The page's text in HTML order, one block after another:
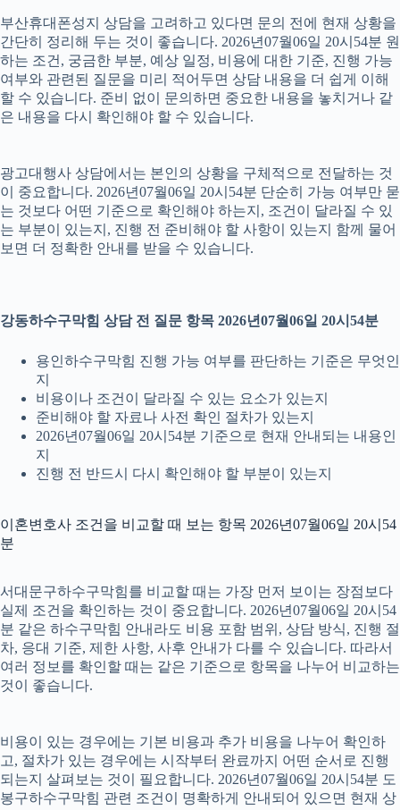
부산휴대폰성지 상담을 고려하고 있다면 문의 전에 현재 상황을
간단히 정리해 두는 것이 좋습니다. 2026년07월06일 20시54분 원
하는 조건, 궁금한 부분, 예상 일정, 비용에 대한 기준, 진행 가능
여부와 관련된 질문을 미리 적어두면 상담 내용을 더 쉽게 이해
할 수 있습니다. 준비 없이 문의하면 중요한 내용을 놓치거나 같
은 내용을 다시 확인해야 할 수 있습니다.
광고대행사 상담에서는 본인의 상황을 구체적으로 전달하는 것
이 중요합니다. 2026년07월06일 20시54분 단순히 가능 여부만 묻
는 것보다 어떤 기준으로 확인해야 하는지, 조건이 달라질 수 있
는 부분이 있는지, 진행 전 준비해야 할 사항이 있는지 함께 물어
보면 더 정확한 안내를 받을 수 있습니다.
강동하수구막힘 상담 전 질문 항목 2026년07월06일 20시54분
용인하수구막힘 진행 가능 여부를 판단하는 기준은 무엇인
지
비용이나 조건이 달라질 수 있는 요소가 있는지
준비해야 할 자료나 사전 확인 절차가 있는지
2026년07월06일 20시54분 기준으로 현재 안내되는 내용인
지
진행 전 반드시 다시 확인해야 할 부분이 있는지
이혼변호사 조건을 비교할 때 보는 항목 2026년07월06일 20시54
분
서대문구하수구막힘를 비교할 때는 가장 먼저 보이는 장점보다
실제 조건을 확인하는 것이 중요합니다. 2026년07월06일 20시54
분 같은 하수구막힘 안내라도 비용 포함 범위, 상담 방식, 진행 절
차, 응대 기준, 제한 사항, 사후 안내가 다를 수 있습니다. 따라서
여러 정보를 확인할 때는 같은 기준으로 항목을 나누어 비교하는
것이 좋습니다.
비용이 있는 경우에는 기본 비용과 추가 비용을 나누어 확인하
고, 절차가 있는 경우에는 시작부터 완료까지 어떤 순서로 진행
되는지 살펴보는 것이 필요합니다. 2026년07월06일 20시54분 도
봉구하수구막힘 관련 조건이 명확하게 안내되어 있으면 현재 상